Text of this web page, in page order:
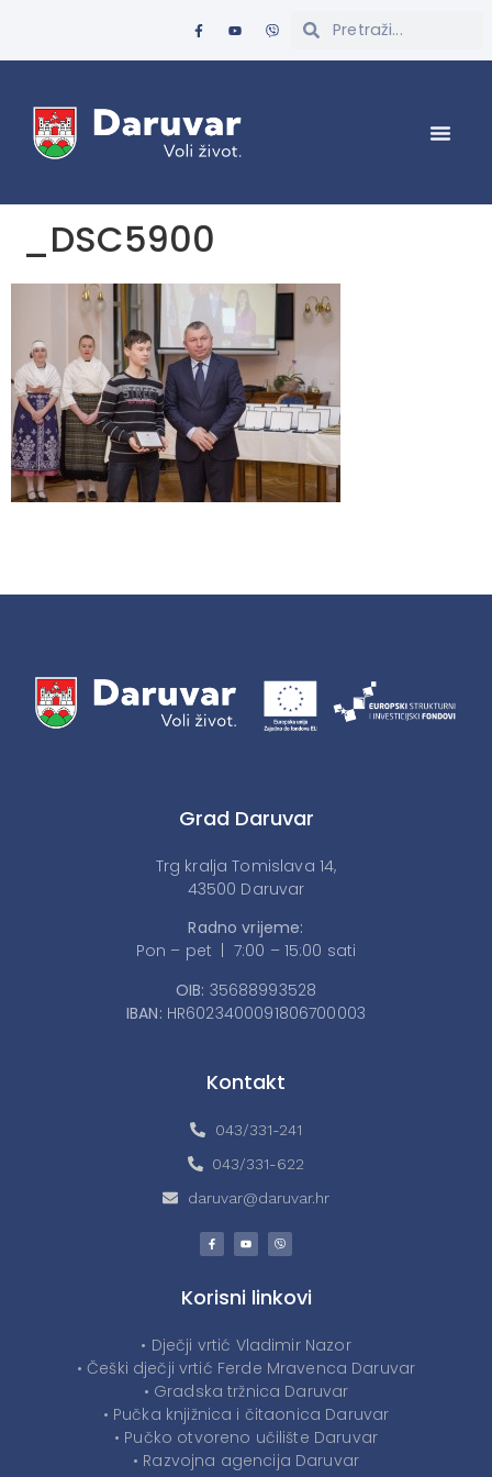
_DSC5900
Grad Daruvar
Trg kralja Tomislava 14,
43500 Daruvar
Radno vrijeme:
Pon – pet | 7:00 – 15:00 sati
OIB: 35688993528
IBAN: HR6023400091806700003
Kontakt
043/331-241
043/331-622
daruvar@daruvar.hr
Korisni linkovi
• Dječji vrtić Vladimir Nazor
• Češki dječji vrtić Ferde Mravenca Daruvar
• Gradska tržnica Daruvar
• Pučka knjižnica i čitaonica Daruvar
• Pučko otvoreno učilište Daruvar
• Razvojna agencija Daruvar